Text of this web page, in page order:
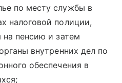
по месту службы в
налоговой полиции,
пенсию и затем
внутренних дел по
обеспечения в